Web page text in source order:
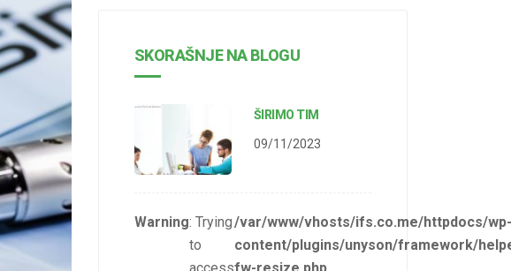
SKORAŠNJE NA BLOGU
ŠIRIMO TIM
09/11/2023
Warning: Trying
to
/var/www/vhosts/ifs.co.me/httpdocs/wp-
content/plugins/unyson/framework/